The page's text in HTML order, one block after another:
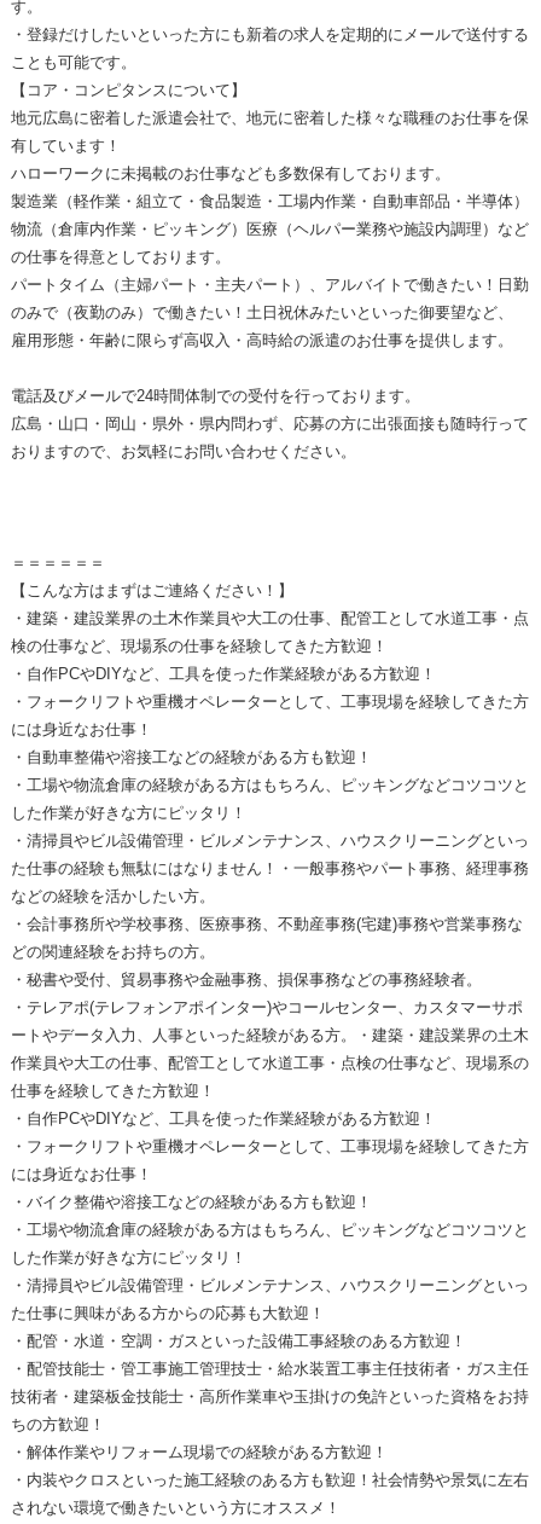
す。
・登録だけしたいといった方にも新着の求人を定期的にメールで送付する
ことも可能です。
【コア・コンピタンスについて】
地元広島に密着した派遣会社で、地元に密着した様々な職種のお仕事を保
有しています！
ハローワークに未掲載のお仕事なども多数保有しております。
製造業（軽作業・組立て・食品製造・工場内作業・自動車部品・半導体）
物流（倉庫内作業・ピッキング）医療（ヘルパー業務や施設内調理）など
の仕事を得意としております。
パートタイム（主婦パート・主夫パート）、アルバイトで働きたい！日勤
のみで（夜勤のみ）で働きたい！土日祝休みたいといった御要望など、
雇用形態・年齢に限らず高収入・高時給の派遣のお仕事を提供します。
電話及びメールで24時間体制での受付を行っております。
広島・山口・岡山・県外・県内問わず、応募の方に出張面接も随時行って
おりますので、お気軽にお問い合わせください。
＝＝＝＝＝＝
【こんな方はまずはご連絡ください！】
・建築・建設業界の土木作業員や大工の仕事、配管工として水道工事・点
検の仕事など、現場系の仕事を経験してきた方歓迎！
・自作PCやDIYなど、工具を使った作業経験がある方歓迎！
・フォークリフトや重機オペレーターとして、工事現場を経験してきた方
には身近なお仕事！
・自動車整備や溶接工などの経験がある方も歓迎！
・工場や物流倉庫の経験がある方はもちろん、ピッキングなどコツコツと
した作業が好きな方にピッタリ！
・清掃員やビル設備管理・ビルメンテナンス、ハウスクリーニングといっ
た仕事の経験も無駄にはなりません！・一般事務やパート事務、経理事務
などの経験を活かしたい方。
・会計事務所や学校事務、医療事務、不動産事務(宅建)事務や営業事務な
どの関連経験をお持ちの方。
・秘書や受付、貿易事務や金融事務、損保事務などの事務経験者。
・テレアポ(テレフォンアポインター)やコールセンター、カスタマーサポ
ートやデータ入力、人事といった経験がある方。・建築・建設業界の土木
作業員や大工の仕事、配管工として水道工事・点検の仕事など、現場系の
仕事を経験してきた方歓迎！
・自作PCやDIYなど、工具を使った作業経験がある方歓迎！
・フォークリフトや重機オペレーターとして、工事現場を経験してきた方
には身近なお仕事！
・バイク整備や溶接工などの経験がある方も歓迎！
・工場や物流倉庫の経験がある方はもちろん、ピッキングなどコツコツと
した作業が好きな方にピッタリ！
・清掃員やビル設備管理・ビルメンテナンス、ハウスクリーニングといっ
た仕事に興味がある方からの応募も大歓迎！
・配管・水道・空調・ガスといった設備工事経験のある方歓迎！
・配管技能士・管工事施工管理技士・給水装置工事主任技術者・ガス主任
技術者・建築板金技能士・高所作業車や玉掛けの免許といった資格をお持
ちの方歓迎！
・解体作業やリフォーム現場での経験がある方歓迎！
・内装やクロスといった施工経験のある方も歓迎！社会情勢や景気に左右
されない環境で働きたいという方にオススメ！